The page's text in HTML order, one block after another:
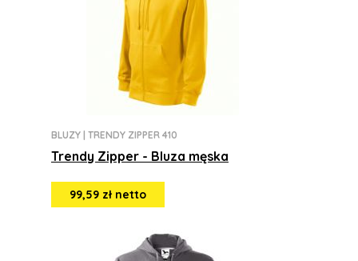
BLUZY TRENDY ZIPPER 410
Trendy Zipper - Bluza męska
99,59 zł netto